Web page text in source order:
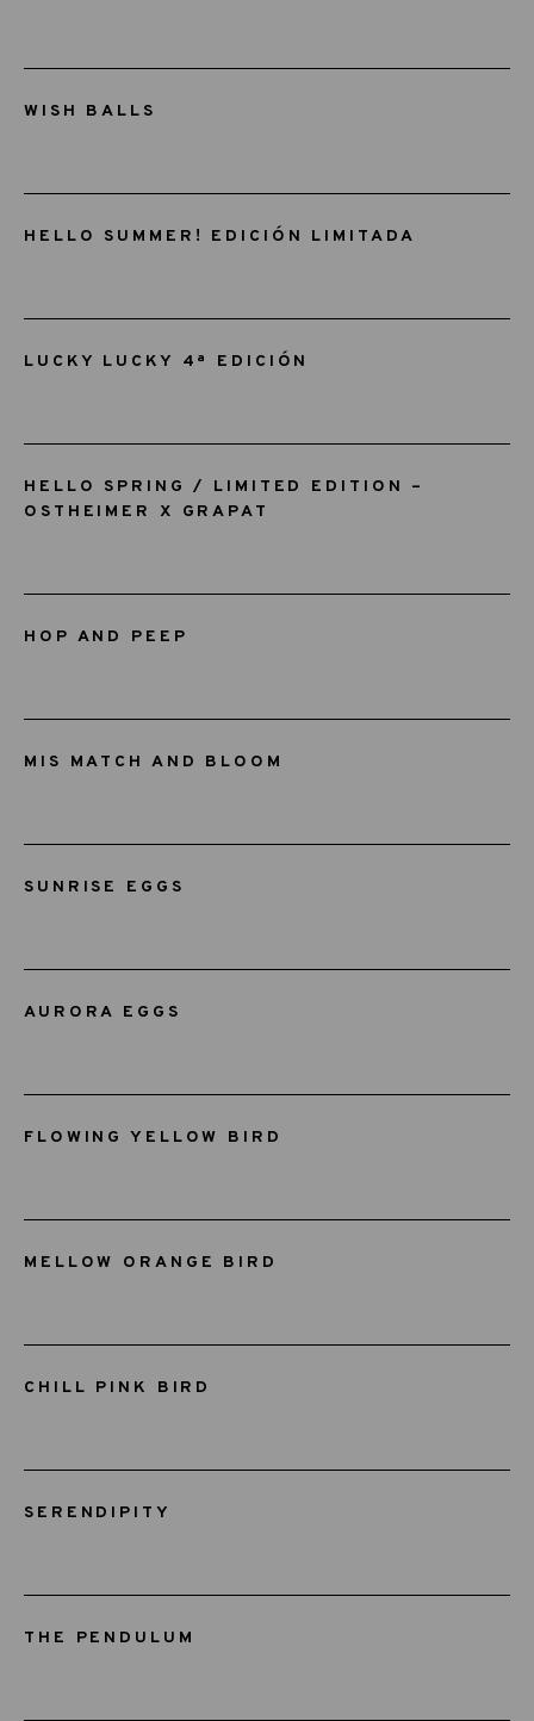
WISH BALLS
HELLO SUMMER! EDICIÓN LIMITADA
LUCKY LUCKY 4ª EDICIÓN
HELLO SPRING / LIMITED EDITION –
OSTHEIMER X GRAPAT
HOP AND PEEP
MIS MATCH AND BLOOM
SUNRISE EGGS
AURORA EGGS
FLOWING YELLOW BIRD
MELLOW ORANGE BIRD
CHILL PINK BIRD
SERENDIPITY
THE PENDULUM